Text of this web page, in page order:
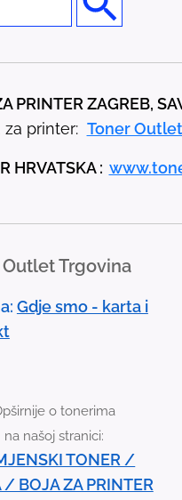
t
u
p
d
w
w
s
PRINTER ZAGREB,
printer: Toner
HRVATSKA :
Trgovina
Gdje smo - karta i
o tonerima
na našoj stranici:
TONER /
/ BOJA ZA PRINTER